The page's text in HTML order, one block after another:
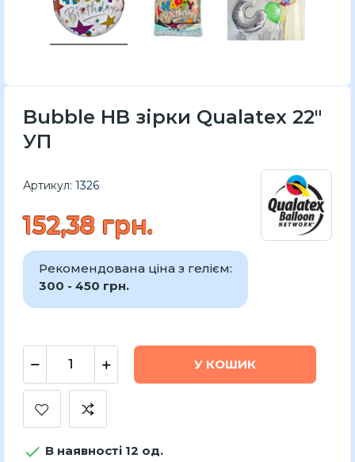
Bubble HB зірки Qualatex 22"
УП
Артикул: 1326
152,38 грн.
Рекомендована ціна з гелієм:
300 - 450 грн.
У КОШИК
 В наявності 12 од.